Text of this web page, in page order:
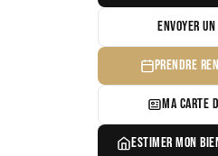
ENVOYER
PRENDRE
MA CARTE
ESTIMER MON